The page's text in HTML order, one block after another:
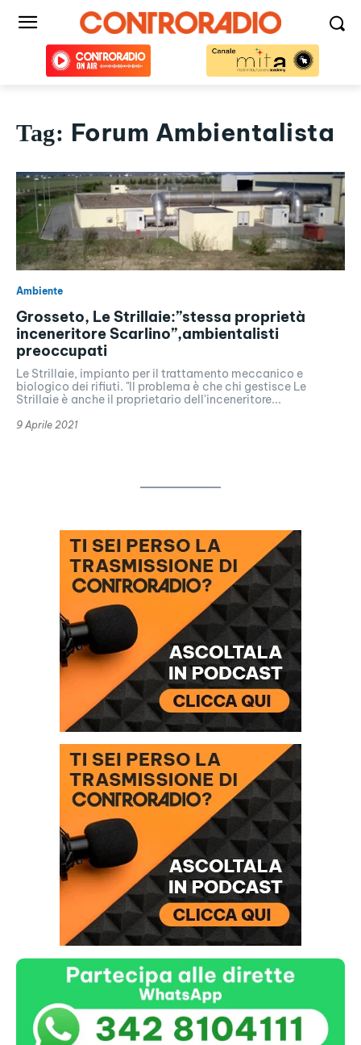
Tag: Forum Ambientalista
Ambiente
Grosseto, Le Strillaie:”stessa proprietà
inceneritore Scarlino”,ambientalisti
preoccupati
Le Strillaie, impianto per il trattamento meccanico e
biologico dei rifiuti. "Il problema è che chi gestisce Le
Strillaie è anche il proprietario dell'inceneritore...
9 Aprile 2021